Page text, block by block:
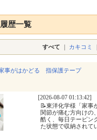
歴一覧
すべて カキコミ
事がはかどる 指保護テープ
[2026-08-07 01:13:42]
📝東洋化学様「家事
関節が痛む方向けの
酷く、毎日テーピン
た状態で収納されて